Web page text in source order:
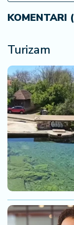
KOMENTARI
Turizam